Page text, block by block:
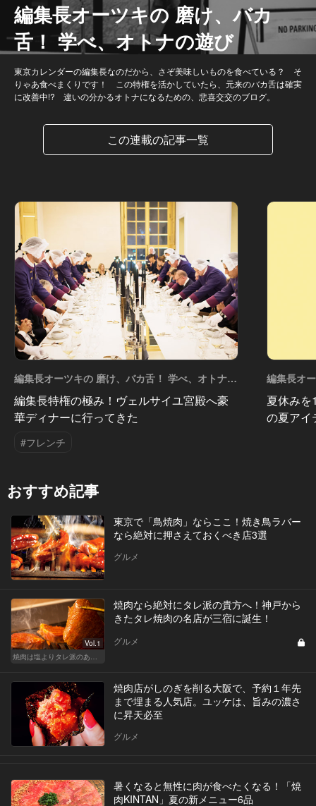
編集長オーツキの 磨け、バカ
舌！ 学べ、オトナの遊び
東京カレンダーの編集長なのだから、さぞ美味しいものを食べている？ そ
りゃあ食べまくりです！ この特権を活かしていたら、元来のバカ舌は確実
に改善中!? 違いの分かるオトナになるための、悲喜交交のブログ。
この連載の記事一覧
編集長オーツキの 磨け、バカ舌！ 学べ、オトナの
遊び Vol.57
編集長特権の極み！ヴェルサイユ宮殿へ豪
華ディナーに行ってきた
#フレンチ
編集長オ
遊び
夏休み
の夏アイ
おすすめ記事
東京で「鳥焼肉」ならここ！焼き鳥ラバー
なら絶対に押さえておくべき店3選
グルメ
Vol.1
焼肉は塩よりタレ派のあなたへ！白米が欲しくなる！
焼肉なら絶対にタレ派の貴方へ！神戸から
きたタレ焼肉の名店が三宿に誕生！
グルメ
焼肉店がしのぎを削る大阪で、予約１年先
まで埋まる人気店。ユッケは、旨みの濃さ
に昇天必至
グルメ
暑くなると無性に肉が食べたくなる！「焼
肉KINTAN」夏の新メニュー6品